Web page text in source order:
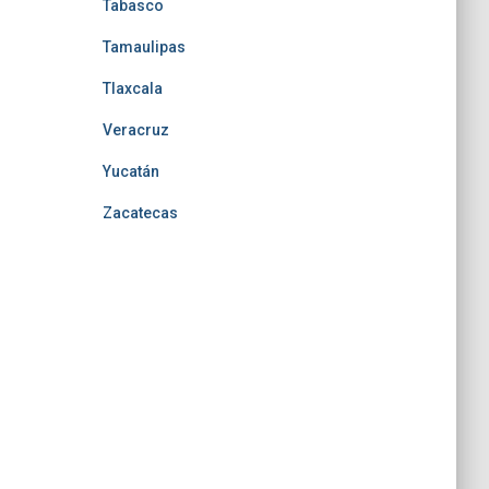
Tabasco
Tamaulipas
Tlaxcala
Veracruz
Yucatán
Zacatecas